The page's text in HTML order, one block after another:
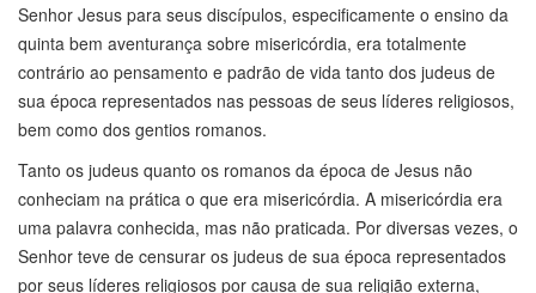
Senhor Jesus para seus discípulos, especificamente o ensino da
quinta bem aventurança sobre misericórdia, era totalmente
contrário ao pensamento e padrão de vida tanto dos judeus de
sua época representados nas pessoas de seus líderes religiosos,
bem como dos gentios romanos.
Tanto os judeus quanto os romanos da época de Jesus não
conheciam na prática o que era misericórdia. A misericórdia era
uma palavra conhecida, mas não praticada. Por diversas vezes, o
Senhor teve de censurar os judeus de sua época representados
por seus líderes religiosos por causa de sua religião externa,